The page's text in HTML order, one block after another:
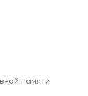
памяти